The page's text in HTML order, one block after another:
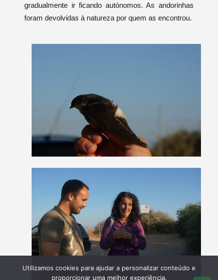
gradualmente ir ficando autónomos. As andorinhas
foram devolvidas à natureza por quem as encontrou.
Utilizamos cookies para ajudar a personalizar conteúdo e
proporcionar uma melhor experiência.